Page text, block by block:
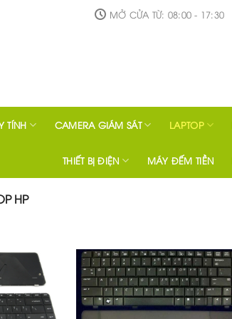
MỞ CỬA TỪ: 08:00 - 17:30
TÍNH CAMERA GIÁM SÁT LAPTOP
THIẾT BỊ ĐIỆN MÁY ĐẾM TIỀN
HP